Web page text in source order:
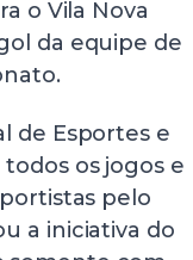
o Vila Nova
da equipe de
de Esportes e
os jogos e
pelo
a iniciativa do